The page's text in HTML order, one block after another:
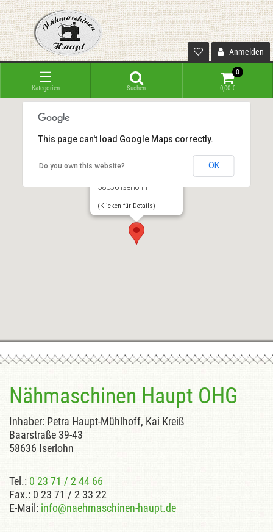
Anmelden
☰
Kategorien Suchen
0
0,00 €
Nähmaschinen Haupt
58636 Iserlohn
(Klicken für Details)
This page can't load Google Maps correctly.
Do you own this website? OK
Nähmaschinen Haupt OHG
Inhaber: Petra Haupt-Mühlhoff, Kai Kreiß
Baarstraße 39-43
58636 Iserlohn
Tel.: 0 23 71 / 2 44 66
Fax.: 0 23 71 / 2 33 22
E-Mail: info@naehmaschinen-haupt.de